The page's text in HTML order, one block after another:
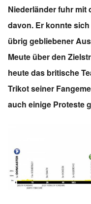
Niederländer fuhr mit
davon. Er konnte
übrig gebliebener
Meute über den
heute das britische
Trikot seiner
auch einige Proteste